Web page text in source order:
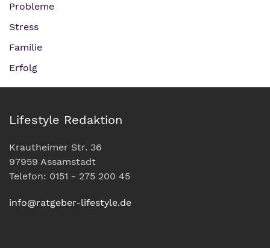
Probleme
Stress
Familie
Erfolg
Lifestyle Redaktion
Krautheimer Str. 36
97959 Assamstadt
Telefon: 0151 - 275 200 45
info@ratgeber-lifestyle.de